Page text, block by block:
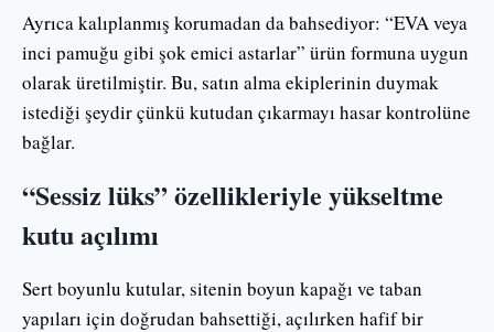
Ayrıca kalıplanmış korumadan da bahsediyor: “EVA veya
inci pamuğu gibi şok emici astarlar” ürün formuna uygun
olarak üretilmiştir. Bu, satın alma ekiplerinin duymak
istediği şeydir çünkü kutudan çıkarmayı hasar kontrolüne
bağlar.
“Sessiz lüks” özellikleriyle yükseltme
kutu açılımı
Sert boyunlu kutular, sitenin boyun kapağı ve taban
yapıları için doğrudan bahsettiği, açılırken hafif bir